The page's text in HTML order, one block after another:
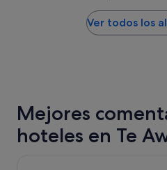
una
estancia
1 noche
Ver todos los
Mejores
hoteles en Te